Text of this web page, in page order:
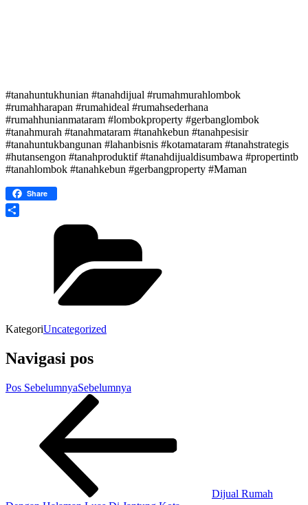
#tanahuntukhunian #tanahdijual #rumahmurahlombok
#rumahharapan #rumahideal #rumahsederhana
#rumahhunianmataram #lombokproperty #gerbanglombok
#tanahmurah #tanahmataram #tanahkebun #tanahpesisir
#tanahuntukbangunan #lahanbisnis #kotamataram #tanahstrategis
#hutansengon #tanahproduktif #tanahdijualdisumbawa #propertintb
#tanahlombok #tanahkebun #gerbangproperty #Maman
Share
KategoriUncategorized
Navigasi pos
Pos SebelumnyaSebelumnya
Dijual Rumah